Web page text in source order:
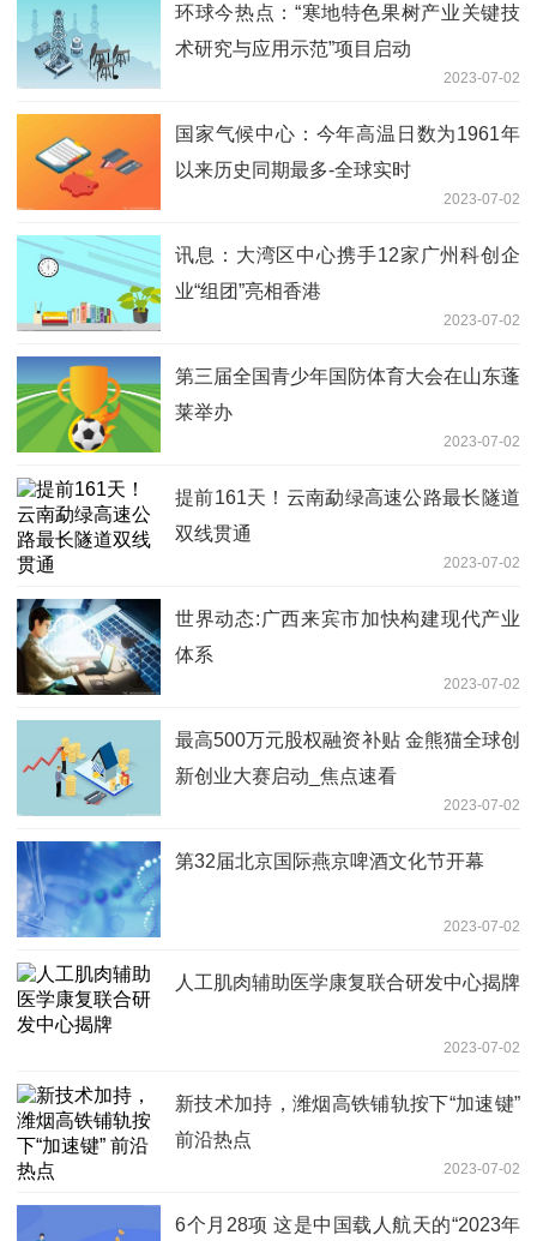
环球今热点：“寒地特色果树产业关键技
术研究与应用示范”项目启动
2023-07-02
国家气候中心：今年高温日数为1961年
以来历史同期最多-全球实时
2023-07-02
讯息：大湾区中心携手12家广州科创企
业“组团”亮相香港
2023-07-02
第三届全国青少年国防体育大会在山东蓬
莱举办
2023-07-02
提前161天！云南勐绿高速公路最长隧道
双线贯通
2023-07-02
世界动态:广西来宾市加快构建现代产业
体系
2023-07-02
最高500万元股权融资补贴 金熊猫全球创
新创业大赛启动_焦点速看
2023-07-02
第32届北京国际燕京啤酒文化节开幕
2023-07-02
人工肌肉辅助医学康复联合研发中心揭牌
2023-07-02
新技术加持，潍烟高铁铺轨按下“加速键”
前沿热点
2023-07-02
6个月28项 这是中国载人航天的“2023年